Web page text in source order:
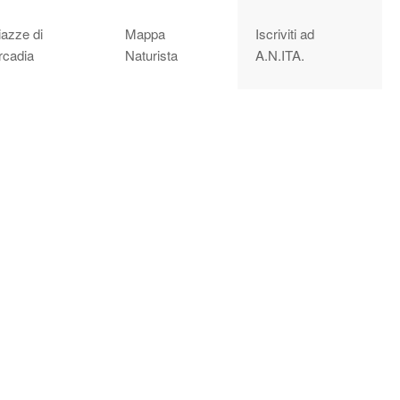
di
Mappa
Naturista
Iscriviti ad
A.N.ITA.